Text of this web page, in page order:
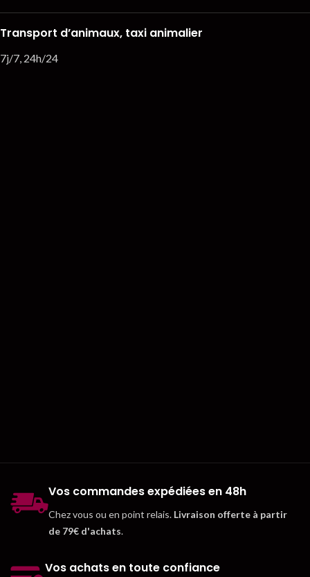
Transport d’animaux, taxi animalier
7j/7, 24h/24
Vos commandes expédiées en 48h
Chez vous ou en point relais. Livraison offerte à partir
de 79€ d'achats.
Vos achats en toute confiance